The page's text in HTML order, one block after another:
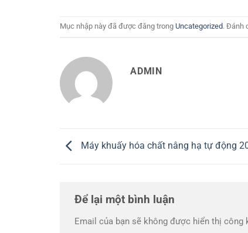
Mục nhập này đã được đăng trong Uncategorized. Đánh
ADMIN
Máy khuấy hóa chất nâng hạ tự động
Để lại một bình luận
Email của bạn sẽ không được hiển thị công